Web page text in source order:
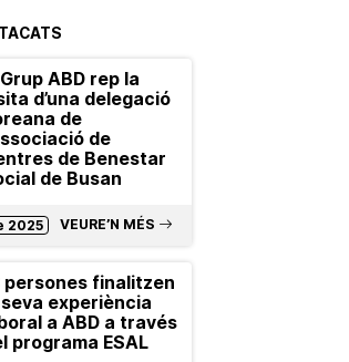
Grup ABD rep la
d’una delegació
de
de
de Benestar
de Busan
2025 VEURE’N MÉS
persones finalitzen
seva experiència
a ABD a través
programa ESAL